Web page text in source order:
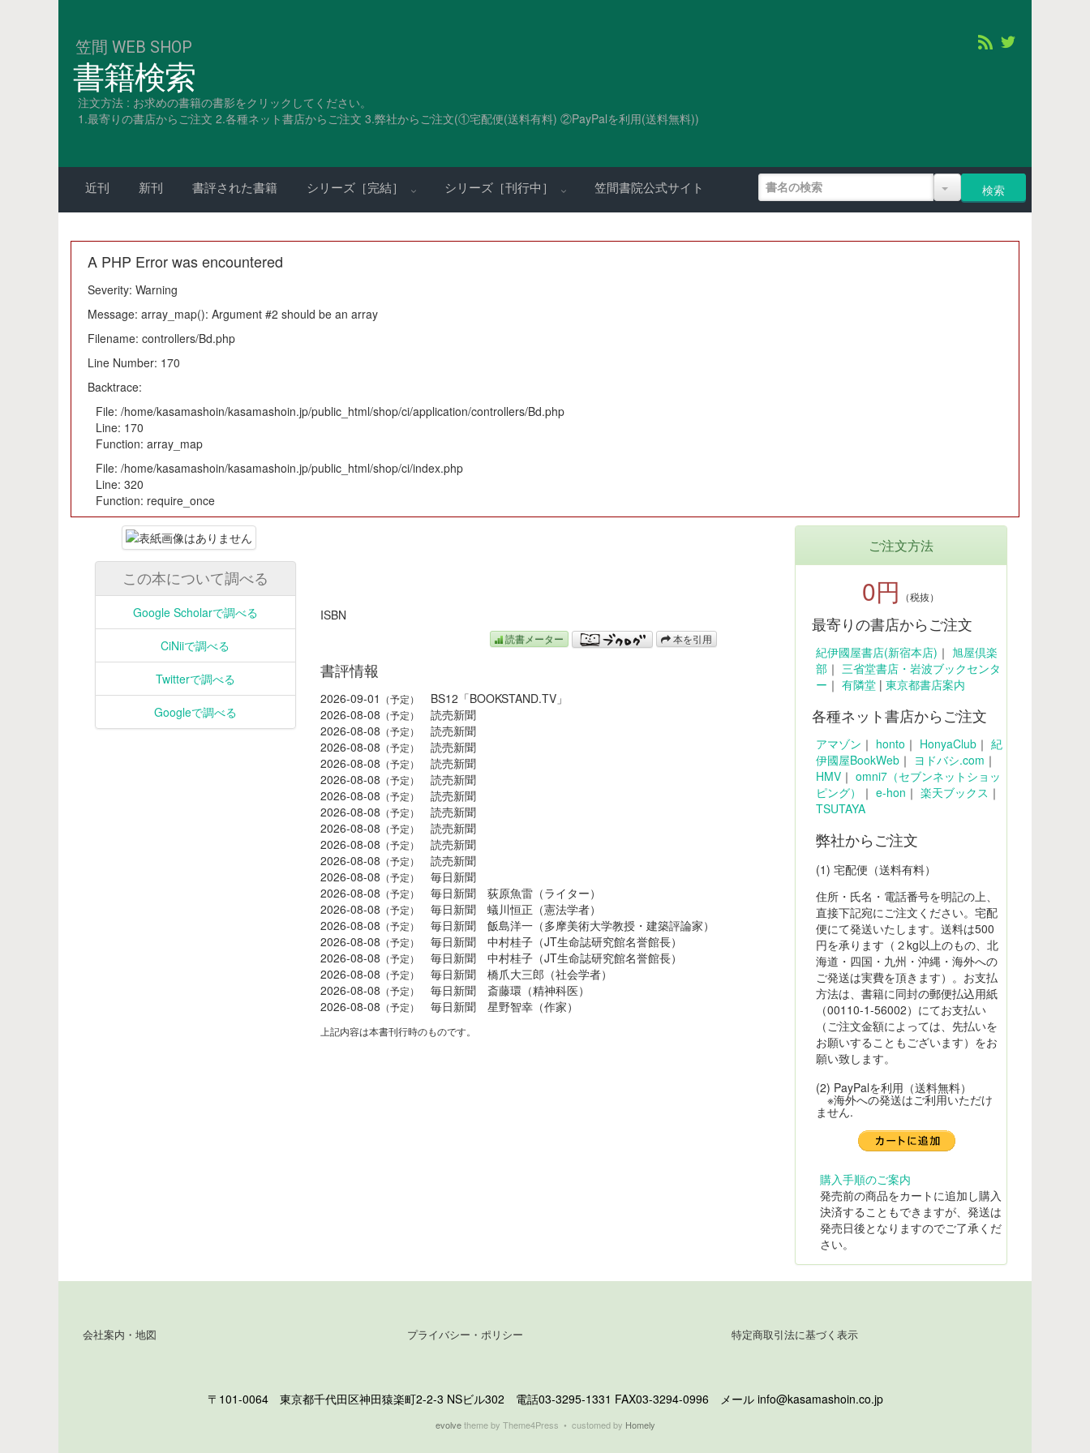
笠間 WEB SHOP
書籍検索
注文方法 : お求めの書籍の書影をクリックしてください。
1.最寄りの書店からご注文 2.各種ネット書店からご注文 3.弊社からご注文(①宅配便(送料有料) ②PayPalを利用(送料無料))
近刊 新刊 書評された書籍 シリーズ［完結］ シリーズ［刊行中］ 笠間書院公式サイト
A PHP Error was encountered
Severity: Warning
Message: array_map(): Argument #2 should be an array
Filename: controllers/Bd.php
Line Number: 170
Backtrace:
File: /home/kasamashoin/kasamashoin.jp/public_html/shop/ci/application/controllers/Bd.php
Line: 170
Function: array_map
File: /home/kasamashoin/kasamashoin.jp/public_html/shop/ci/index.php
Line: 320
Function: require_once
この本について調べる
Google Scholarで調べる
CiNiiで調べる
Twitterで調べる
Googleで調べる
ISBN
読書メーター 本を引用
書評情報
2026-09-01 （予定）
BS12「BOOKSTAND.TV」
2026-08-08 （予定）
読売新聞
2026-08-08 （予定）
読売新聞
2026-08-08 （予定）
読売新聞
2026-08-08 （予定）
読売新聞
2026-08-08 （予定）
読売新聞
2026-08-08 （予定）
読売新聞
2026-08-08 （予定）
読売新聞
2026-08-08 （予定）
読売新聞
2026-08-08 （予定）
読売新聞
2026-08-08 （予定）
読売新聞
2026-08-08 （予定）
毎日新聞
2026-08-08 （予定）
毎日新聞 荻原魚雷（ライター）
2026-08-08 （予定）
毎日新聞 蟻川恒正（憲法学者）
2026-08-08 （予定）
毎日新聞 飯島洋一（多摩美術大学教授・建築評論家）
2026-08-08 （予定）
毎日新聞 中村桂子（JT生命誌研究館名誉館長）
2026-08-08 （予定）
毎日新聞 中村桂子（JT生命誌研究館名誉館長）
2026-08-08 （予定）
毎日新聞 橋爪大三郎（社会学者）
2026-08-08 （予定）
毎日新聞 斎藤環（精神科医）
2026-08-08 （予定） 毎日新聞 星野智幸（作家）
上記内容は本書刊行時のものです。
ご注文方法
0円 （税抜）
最寄りの書店からご注文
紀伊國屋書店(新宿本店) ｜ 旭屋倶楽
部｜ 三省堂書店・岩波ブックセンタ
ー ｜ 有隣堂| 東京都書店案内
各種ネット書店からご注文
アマゾン ｜ honto ｜ HonyaClub｜ 紀
伊國屋BookWeb｜ ヨドバシ.com ｜
HMV｜ omni7（セブンネットショッ
ピング）
｜ e-hon ｜ 楽天ブックス ｜
TSUTAYA
弊社からご注文
(1) 宅配便（送料有料）
住所・氏名・電話番号を明記の上、
直接下記宛にご注文ください。宅配
便にて発送いたします。送料は500
円を承ります（２kg以上のもの、北
海道・四国・九州・沖縄・海外への
ご発送は実費を頂きます）。お支払
方法は、書籍に同封の郵便払込用紙
（00110-1-56002）にてお支払い
（ご注文金額によっては、先払いを
お願いすることもございます）をお
願い致します。
(2) PayPalを利用（送料無料）
※海外への発送はご利用いただけ
ません.
購入手順のご案内
発売前の商品をカートに追加し購入
決済することもできますが、発送は
発売日後となりますのでご了承くだ
さい。
会社案内・地図 プライバシー・ポリシー 特定商取引法に基づく表示
〒101-0064 東京都千代田区神田猿楽町2-2-3 NSビル302 電話03-3295-1331 FAX03-3294-0996 メール info@kasamashoin.co.jp
evolvetheme by Theme4Press • customed by Homely